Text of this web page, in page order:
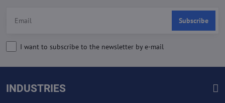
Subscribe
I want to subscribe to the newsletter by e-mail
INDUSTRIES